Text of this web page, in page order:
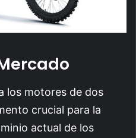
los motores de dos
crucial para la
actual de los